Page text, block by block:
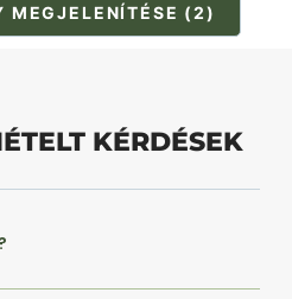
MEGJELENÍTÉSE (2)
KÉRDÉSEK